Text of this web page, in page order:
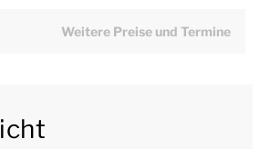
einer
Weitere Preise und Termine